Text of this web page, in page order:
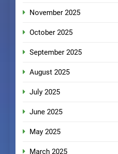
November 2025
October 2025
September 2025
August 2025
July 2025
June 2025
May 2025
March 2025